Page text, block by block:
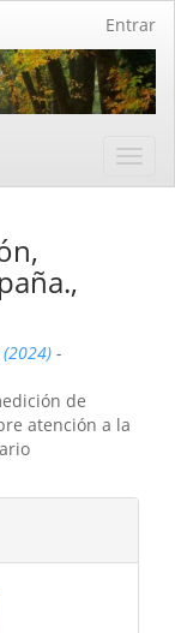
Entrar
-
de
atención a la